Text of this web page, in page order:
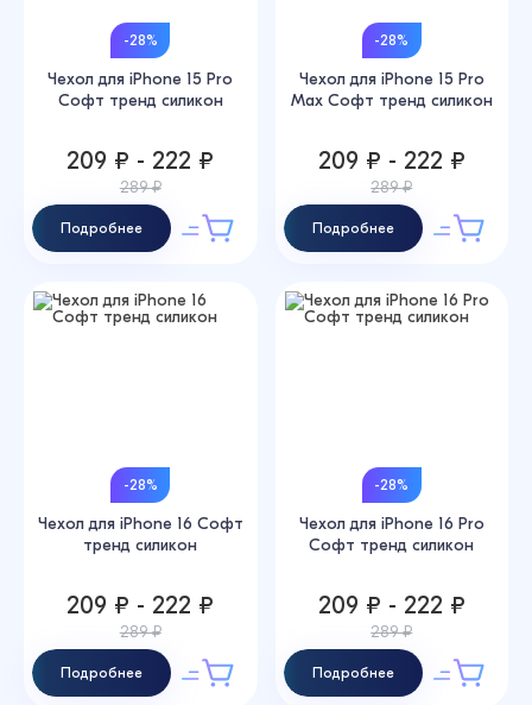
-28%
Чехол для iPhone 15 Pro
Софт тренд силикон
209 ₽ - 222 ₽
289 ₽
Подробнее
-28%
Чехол для iPhone 15 Pro
Max Софт тренд силикон
209 ₽ - 222 ₽
289 ₽
Подробнее
-28%
Чехол для iPhone 16 Софт
тренд силикон
209 ₽ - 222 ₽
289 ₽
Подробнее
-28%
Чехол для iPhone 16 Pro
Софт тренд силикон
209 ₽ - 222 ₽
289 ₽
Подробнее